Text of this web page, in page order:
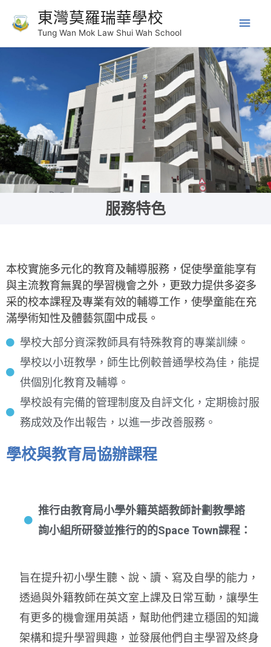
東灣莫羅瑞華學校
Tung Wan Mok Law Shui Wah School
服務特色
本校實施多元化的教育及輔導服務，促使學童能享有
與主流教育無異的學習機會之外，更致力提供多姿多
采的校本課程及專業有效的輔導工作，使學童能在充
滿學術知性及體藝氛圍中成長。
學校大部分資深教師具有特殊教育的專業訓練。
學校以小班教學，師生比例較普通學校為佳，能提
供個別化教育及輔導。
學校設有完備的管理制度及自評文化，定期檢討服
務成效及作出報告，以進一步改善服務。
學校與教育局協辦課程
推行由教育局小學外籍英語教師計劃教學諮
詢小組所研發並推行的的Space Town課程：
旨在提升初小學生聽、說、讀、寫及自學的能力，
透過與外籍教師在英文室上課及日常互動，讓學生
有更多的機會運用英語，幫助他們建立穩固的知識
架構和提升學習興趣，並發展他們自主學習及終身